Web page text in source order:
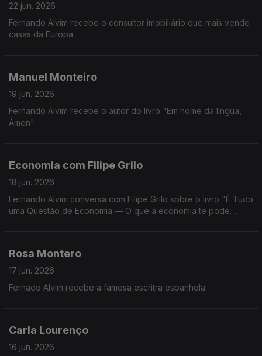
22 jun. 2026
Fernando Alvim recebe o consultor imobiliário que mais vende
casas da Europa.
Manuel Monteiro
19 jun. 2026
Fernando Alvim recebe o autor do livro "Em nome da língua,
Ámen".
Economia com Filipe Grilo
18 jun. 2026
Fernando Alvim conversa com Filipe Grilo sobre o livro "É Tudo
uma Questão de Economia — O que a economia te pode
Rosa Montero
17 jun. 2026
Fernado Alvim recebe a famosa escritra espanhola.
Carla Lourenço
16 jun. 2026